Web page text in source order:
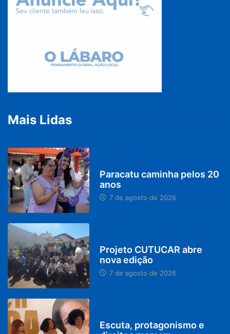
Mais Lidas
Paracatu caminha pelos 20
anos
7 de agosto de 2026
Projeto CUTUCAR abre
nova edição
7 de agosto de 2026
Escuta, protagonismo e